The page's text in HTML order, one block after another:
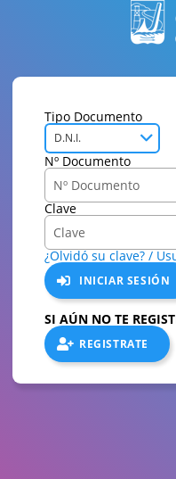
Tipo Documento
D.N.I.
Nº Documento
Clave
¿Olvidó su clave? /
INICIAR SESIÓN
SI AÚN NO TE
REGISTRATE